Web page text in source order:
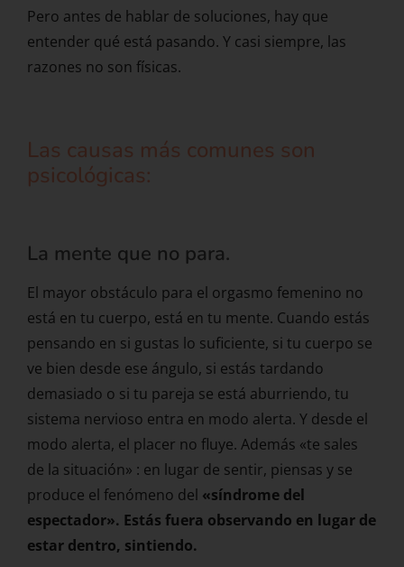
Pero antes de hablar de soluciones, hay que
entender qué está pasando. Y casi siempre, las
razones no son físicas.
Las causas más comunes son
psicológicas:
La mente que no para.
El mayor obstáculo para el orgasmo femenino no
está en tu cuerpo, está en tu mente. Cuando estás
pensando en si gustas lo suficiente, si tu cuerpo se
ve bien desde ese ángulo, si estás tardando
demasiado o si tu pareja se está aburriendo, tu
sistema nervioso entra en modo alerta. Y desde el
modo alerta, el placer no fluye. Además «te sales
de la situación» : en lugar de sentir, piensas y se
produce el fenómeno del «síndrome del
espectador». Estás fuera observando en lugar de
estar dentro, sintiendo.